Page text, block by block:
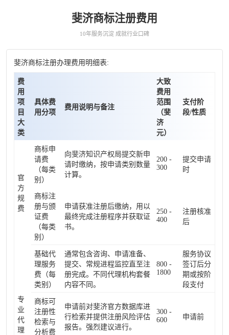
斐济商标注册费用
10年服务沉淀 成就行业口碑
斐济商标注册办理费用明细表:
费
用
项
目
大
类
具体费
用分项
费用说明与备注
大致
费用
范围
（斐
济
元）
支付阶
段/性质
官
方
规
费
商标申
请费
（每类
别）
向斐济知识产权局提交新申
请时缴纳，按申请类别数量
计算。
200 -
300
提交申请
时
商标注
册与颁
证费
（每类
别）
申请获准注册后缴纳，用以
最终完成注册程序并获取证
书。
250 -
400
注册核准
后
专
业
代
理
基础代
理服务
费（每
类别）
通常包含咨询、申请准备、
提交、常规进程监控直至注
册完成。不同代理机构套餐
内容不同。
800 -
1800
服务协议
签订后分
期或按阶
段支付
商标可
注册性
检索与
分析费
申请前对斐济官方数据库进
行检索并提供注册风险评估
报告。强烈建议进行。
300 -
600
申请前